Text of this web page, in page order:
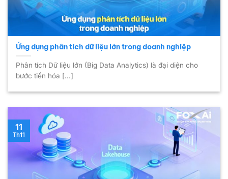
Ứng dụng phân tích dữ liệu lớn trong doanh nghiệp
Phân tích Dữ liệu lớn (Big Data Analytics) là đại diện cho
bước tiến hóa [...]
11
Th11